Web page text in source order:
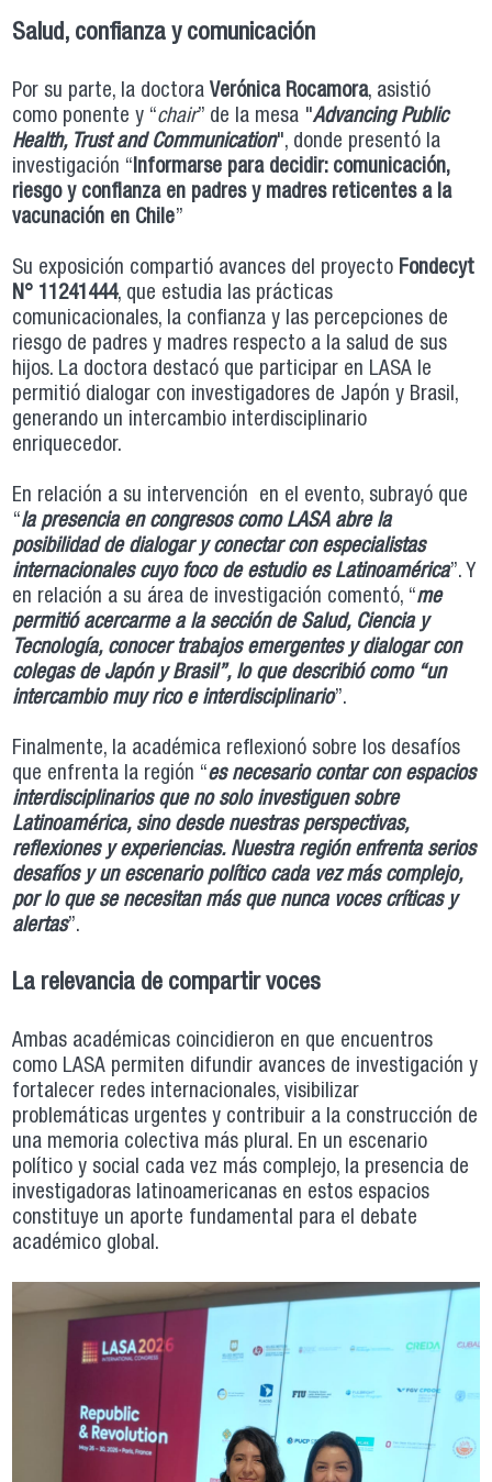
Salud, confianza y comunicación
Por su parte, la doctoraVerónica Rocamora, asistió
como ponente y “chair” de la mesa "Advancing Public
Health, Trust and Communication", donde presentó la
investigación “Informarse para decidir: comunicación,
riesgo y confianza en padres y madres reticentes a la
vacunación en Chile”
Su exposición compartió avances del proyecto Fondecyt
N° 11241444, que estudia las prácticas
comunicacionales, la confianza y las percepciones de
riesgo de padres y madres respecto a la salud de sus
hijos. La doctora destacó que participar en LASA le
permitió dialogar con investigadores de Japón y Brasil,
generando un intercambio interdisciplinario
enriquecedor.
En relación a su intervención en el evento, subrayó que
“la presencia en congresos como LASA abre la
posibilidad de dialogar y conectar con especialistas
internacionales cuyo foco de estudio es Latinoamérica”. Y
en relación a su área de investigación comentó, “me
permitió acercarme a la sección de Salud, Ciencia y
Tecnología, conocer trabajos emergentes y dialogar con
colegas de Japón y Brasil”, lo que describió como “un
intercambio muy rico e interdisciplinario”.
Finalmente, la académica reflexionó sobre los desafíos
que enfrenta la región “es necesario contar con espacios
interdisciplinarios que no solo investiguen sobre
Latinoamérica, sino desde nuestras perspectivas,
reflexiones y experiencias. Nuestra región enfrenta serios
desafíos y un escenario político cada vez más complejo,
por lo que se necesitan más que nunca voces críticas y
alertas”.
La relevancia de compartir voces
Ambas académicas coincidieron en que encuentros
como LASA permiten difundir avances de investigación y
fortalecer redes internacionales, visibilizar
problemáticas urgentes y contribuir a la construcción de
una memoria colectiva más plural. En un escenario
político y social cada vez más complejo, la presencia de
investigadoras latinoamericanas en estos espacios
constituye un aporte fundamental para el debate
académico global.